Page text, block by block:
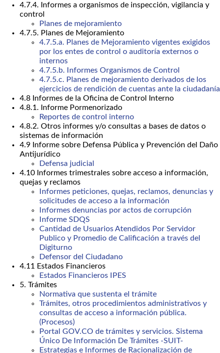
4.7.4. Informes a organismos de inspección, vigilancia y
control
Planes de mejoramiento
4.7.5. Planes de Mejoramiento
4.7.5.a. Planes de Mejoramiento vigentes exigidos
por los entes de control o auditoría externos o
internos
4.7.5.b. Informes Organismos de Control
4.7.5.c. Planes de mejoramiento derivados de los
ejercicios de rendición de cuentas ante la ciudadanía
4.8 Informes de la Oficina de Control Interno
4.8.1. Informe Pormenorizado
Reportes de control interno
4.8.2. Otros informes y/o consultas a bases de datos o
sistemas de información
4.9 Informe sobre Defensa Pública y Prevención del Daño
Antijurídico
Defensa judicial
4.10 Informes trimestrales sobre acceso a información,
quejas y reclamos
Informes peticiones, quejas, reclamos, denuncias y
solicitudes de acceso a la información
Informes denuncias por actos de corrupción
Informe SDQS
Cantidad de Usuarios Atendidos Por Servidor
Publico y Promedio de Calificación a través del
Digiturno
Defensor del Ciudadano
4.11 Estados Financieros
Estados Financieros IPES
5. Trámites
Normativa que sustenta el trámite
Trámites, otros procedimientos administrativos y
consultas de acceso a información pública.
(Procesos)
Portal GOV.CO de trámites y servicios. Sistema
Único De Información De Trámites -SUIT-
Estrategias e Informes de Racionalización de